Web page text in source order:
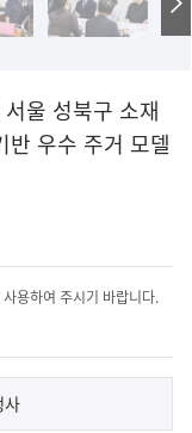
울 성북구 소재
우수 주거 모델
용하여 주시기 바랍니다.
사